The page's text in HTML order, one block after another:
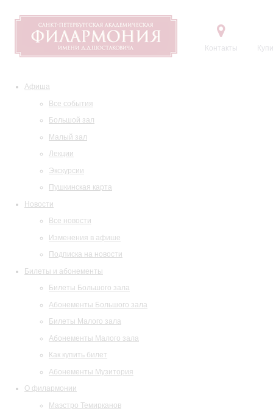
Контакты
Афиша
Все события
Большой зал
Малый зал
Лекции
Экскурсии
Пушкинская карта
Новости
Все новости
Изменения в афише
Подписка на новости
Билеты и абонементы
Билеты Большого зала
Абонементы Большого зала
Билеты Малого зала
Абонементы Малого зала
Как купить билет
Абонементы Музитория
О филармонии
Маэстро Темирканов